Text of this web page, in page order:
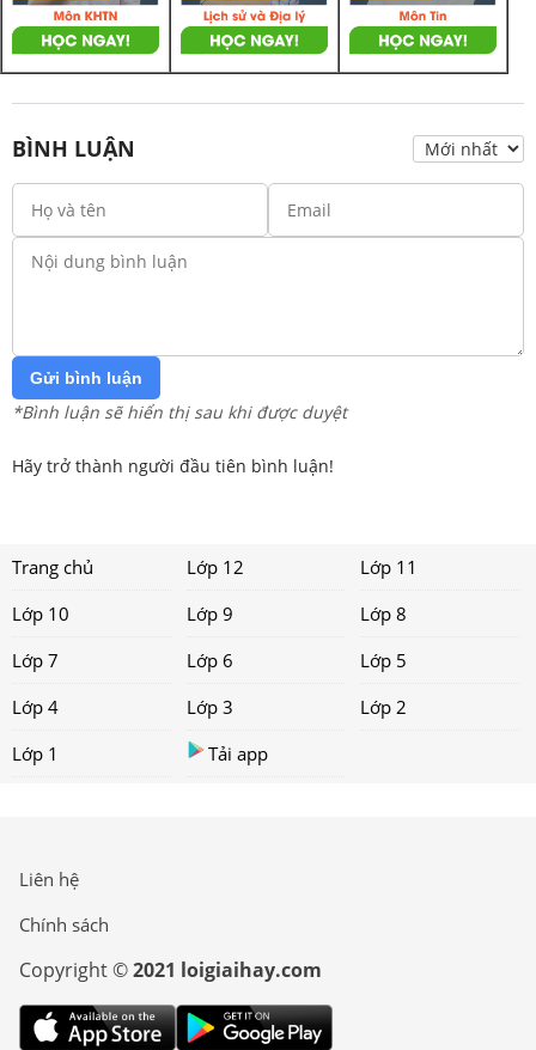
BÌNH LUẬN
Gửi bình luận
*Bình luận sẽ hiển thị sau khi được duyệt
Hãy trở thành người đầu tiên bình luận!
Trang chủ Lớp 12
Lớp 11
Lớp 10
Lớp 9
Lớp 8
Lớp 7
Lớp 6
Lớp 5
Lớp 4
Lớp 3
Lớp 2
Lớp 1
Tải app
Liên hệ
Chính sách
Copyright ©2021 loigiaihay.com